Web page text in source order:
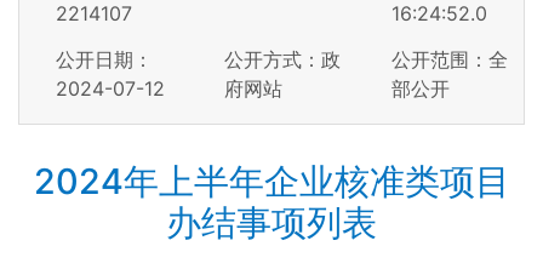
2214107
16:24:52.0
公开日期：
2024-07-12
公开方式：政
府网站
公开范围：全
部公开
2024年上半年企业核准类项目
办结事项列表